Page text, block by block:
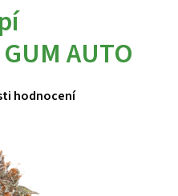
AUTO
hodnocení